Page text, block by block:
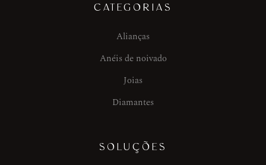
CATEGORIAS
Alianças
Anéis de noivado
Joias
Diamantes
SOLUÇÕES